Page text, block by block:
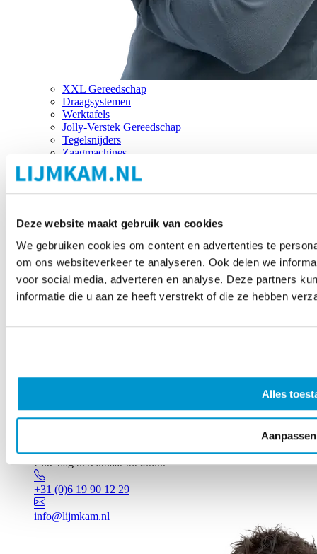
Deze website maakt gebruik van cookies
We gebruiken cookies om content en advertenties te
om ons websiteverkeer te analyseren. Ook delen we
voor social media, adverteren en analyse. Deze partners
informatie die u aan ze heeft verstrekt of die ze hebben
Alles
Aanpassen
XXL Gereedschap
Draagsystemen
Werktafels
Jolly-Verstek Gereedschap
Tegelsnijders
Zaagmachines
Merken
Elke dag bereikbaar tot 20:00
+31 (0)6 19 90 12 29
info@lijmkam.nl